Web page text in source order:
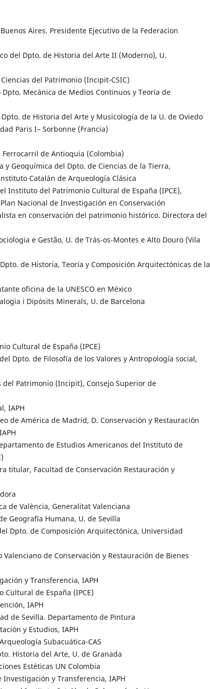
Aires. Presidente Ejecutivo de la Federacion
del Dpto. de Historia del Arte II (Moderno), U.
del Patrimonio (Incipit-CSIC)
Mecánica de Medios Continuos y Teoría de
de Historia del Arte y Musicología de la U. de Oviedo
Paris I– Sorbonne (Francia)
de Antioquia (Colombia)
y Geoquímica del Dpto. de Ciencias de la Tierra,
Catalán de Arqueología Clásica
Instituto del Patrimonio Cultural de España (IPCE),
Nacional de Investigación en Conservación
en conservación del patrimonio histórico. Directora del
e Gestão, U. de Trás-os-Montes e Alto Douro (Vila
de Historia, Teoría y Composición Arquitectónicas de la
oficina de la UNESCO en México
i Dipòsits Minerals, U. de Barcelona
Cultural de España (IPCE)
Dpto. de Filosofía de los Valores y Antropología social,
Patrimonio (Incipit), Consejo Superior de
IAPH
de América de Madrid, D. Conservación y Restauración
de Estudios Americanos del Instituto de
titular, Facultad de Conservación Restauración y
de València, Generalitat Valenciana
Geografía Humana, U. de Sevilla
Dpto. de Composición Arquitectónica, Universidad
de Conservación y Restauración de Bienes
y Transferencia, IAPH
de España (IPCE)
IAPH
de Sevilla. Departamento de Pintura
y Estudios, IAPH
Subacuática-CAS
Historia del Arte, U. de Granada
Estéticas UN Colombia
y Transferencia, IAPH